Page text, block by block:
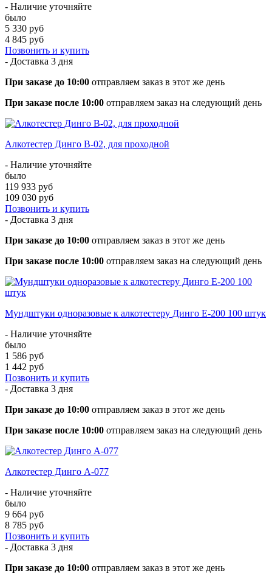
- Наличие уточняйте
было
5 330 руб
4 845 руб
Позвонить и купить
- Доставка 3 дня
При заказе до 10:00 отправляем заказ в этот же день
При заказе после 10:00 отправляем заказ на следующий день
Алкотестер Динго В-02, для проходной
- Наличие уточняйте
было
119 933 руб
109 030 руб
Позвонить и купить
- Доставка 3 дня
При заказе до 10:00 отправляем заказ в этот же день
При заказе после 10:00 отправляем заказ на следующий день
Мундштуки одноразовые к алкотестеру Динго Е-200 100 штук
- Наличие уточняйте
было
1 586 руб
1 442 руб
Позвонить и купить
- Доставка 3 дня
При заказе до 10:00 отправляем заказ в этот же день
При заказе после 10:00 отправляем заказ на следующий день
Алкотестер Динго А-077
- Наличие уточняйте
было
9 664 руб
8 785 руб
Позвонить и купить
- Доставка 3 дня
При заказе до 10:00 отправляем заказ в этот же день